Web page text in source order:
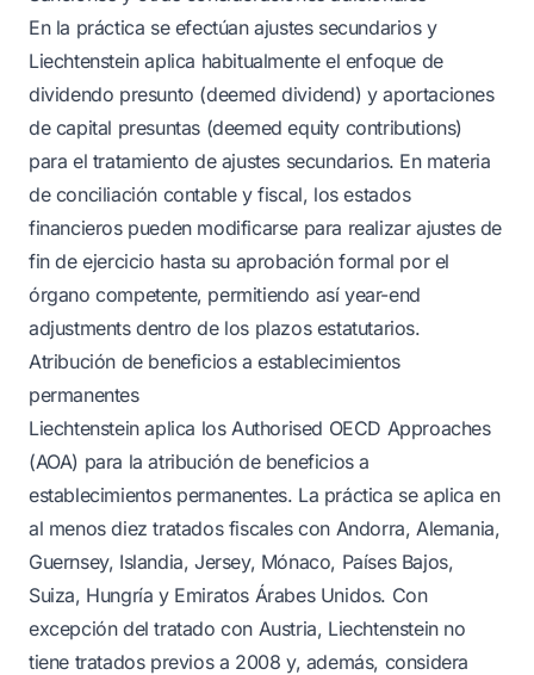
En la práctica se efectúan ajustes secundarios y
Liechtenstein aplica habitualmente el enfoque de
dividendo presunto (deemed dividend) y aportaciones
de capital presuntas (deemed equity contributions)
para el tratamiento de ajustes secundarios. En materia
de conciliación contable y fiscal, los estados
financieros pueden modificarse para realizar ajustes de
fin de ejercicio hasta su aprobación formal por el
órgano competente, permitiendo así year-end
adjustments dentro de los plazos estatutarios.
Atribución de beneficios a establecimientos
permanentes
Liechtenstein aplica los Authorised OECD Approaches
(AOA) para la atribución de beneficios a
establecimientos permanentes. La práctica se aplica en
al menos diez tratados fiscales con Andorra, Alemania,
Guernsey, Islandia, Jersey, Mónaco, Países Bajos,
Suiza, Hungría y Emiratos Árabes Unidos. Con
excepción del tratado con Austria, Liechtenstein no
tiene tratados previos a 2008 y, además, considera